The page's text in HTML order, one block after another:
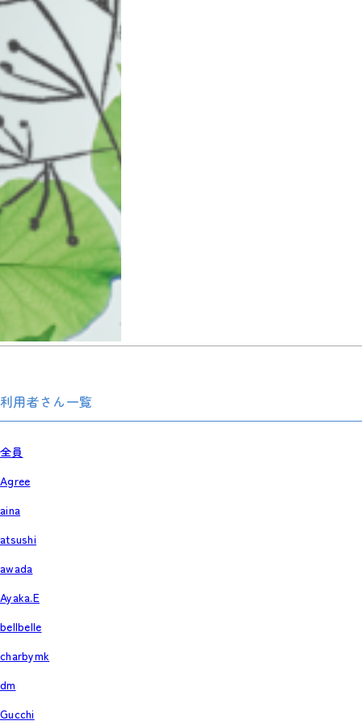
利用者さん一覧
全員
Agree
aina
atsushi
awada
Ayaka.E
bellbelle
charbymk
dm
Gucchi